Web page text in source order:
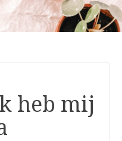
heb mij